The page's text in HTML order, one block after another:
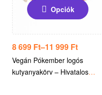
Opciók
8 699 Ft–11 999 Ft
Vegán Pókember logós
kutyanyakörv – Hivatalos